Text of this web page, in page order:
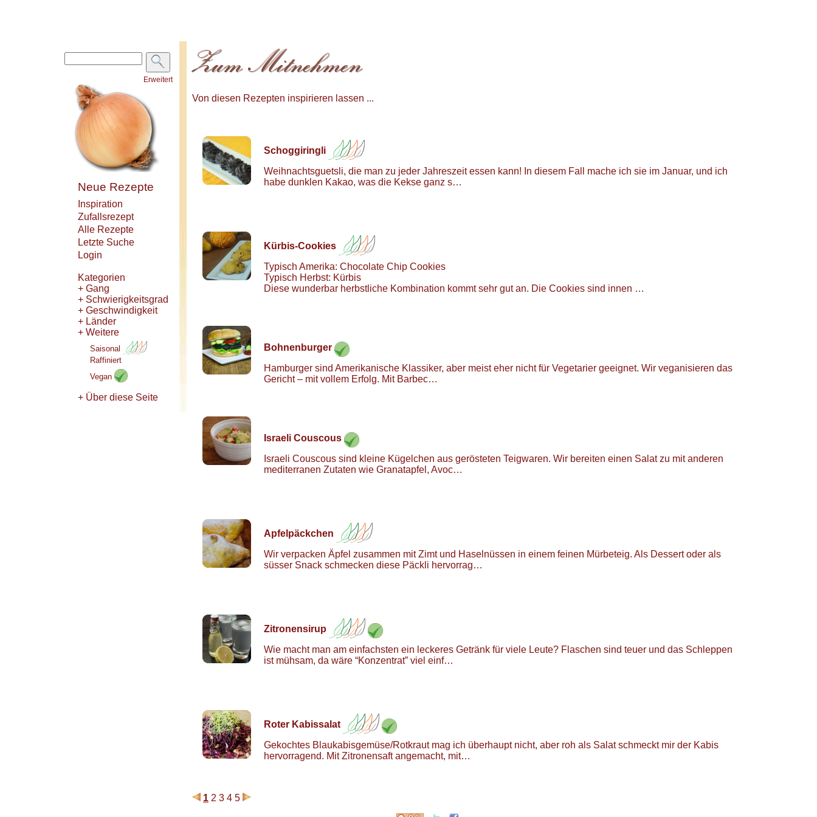
Erweitert
Neue Rezepte
Inspiration
Zufallsrezept
Alle Rezepte
Letzte Suche
Login
Kategorien
+ Gang
+ Schwierigkeitsgrad
+ Geschwindigkeit
+ Länder
+ Weitere
Saisonal
Raffiniert
Vegan
+ Über diese Seite
Von diesen Rezepten inspirieren lassen ...
Schoggiringli
Weihnachtsguetsli, die man zu jeder Jahreszeit essen kann! In diesem Fall mache ich sie im Januar, und ich
habe dunklen Kakao, was die Kekse ganz s…
Kürbis-Cookies
Typisch Amerika: Chocolate Chip Cookies
Typisch Herbst: Kürbis
Diese wunderbar herbstliche Kombination kommt sehr gut an. Die Cookies sind innen …
Bohnenburger
Hamburger sind Amerikanische Klassiker, aber meist eher nicht für Vegetarier geeignet. Wir veganisieren das
Gericht – mit vollem Erfolg. Mit Barbec…
Israeli Couscous
Israeli Couscous sind kleine Kügelchen aus gerösteten Teigwaren. Wir bereiten einen Salat zu mit anderen
mediterranen Zutaten wie Granatapfel, Avoc…
Apfelpäckchen
Wir verpacken Äpfel zusammen mit Zimt und Haselnüssen in einem feinen Mürbeteig. Als Dessert oder als
süsser Snack schmecken diese Päckli hervorrag…
Zitronensirup
Wie macht man am einfachsten ein leckeres Getränk für viele Leute? Flaschen sind teuer und das Schleppen
ist mühsam, da wäre “Konzentrat” viel einf…
Roter Kabissalat
Gekochtes Blaukabisgemüse/Rotkraut mag ich überhaupt nicht, aber roh als Salat schmeckt mir der Kabis
hervorragend. Mit Zitronensaft angemacht, mit…
1 2 3 4 5